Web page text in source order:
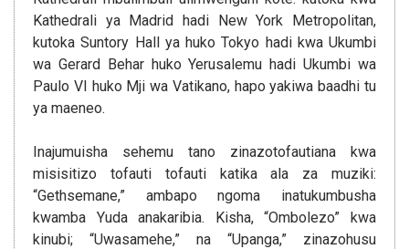
Kathedrali ya Madrid hadi New York Metropolitan,
kutoka Suntory Hall ya huko Tokyo hadi kwa Ukumbi
wa Gerard Behar huko Yerusalemu hadi Ukumbi wa
Paulo VI huko Mji wa Vatikano, hapo yakiwa baadhi tu
ya maeneo.
Inajumuisha sehemu tano zinazotofautiana kwa
misisitizo tofauti tofauti katika ala za muziki:
“Gethsemane,” ambapo ngoma inatukumbusha
kwamba Yuda anakaribia. Kisha, “Ombolezo” kwa
kinubi; “Uwasamehe,” na “Upanga,” zinazohusu